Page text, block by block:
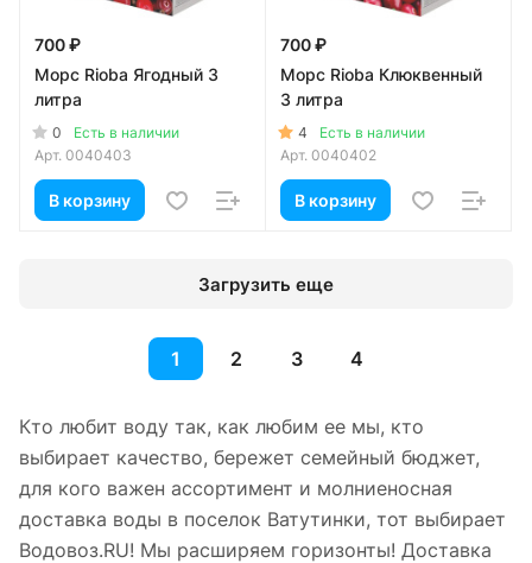
700 ₽
Морс Rioba Ягодный 3
литра
0
Есть в наличии
Арт. 0040403
В корзину
700 ₽
Морс Rioba Клюквенный
3 литра
4
Есть в наличии
Арт. 0040402
В корзину
Загрузить еще
1 2 3 4
Кто любит воду так, как любим ее мы, кто
выбирает качество, бережет семейный бюджет,
для кого важен ассортимент и молниеносная
доставка воды в поселок Ватутинки, тот выбирает
Водовоз.RU! Мы расширяем горизонты! Доставка